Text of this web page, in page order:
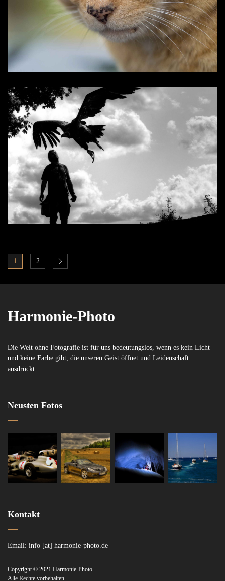
1 2
Harmonie-Photo
Die Welt ohne Fotografie ist für uns bedeutungslos, wenn es kein Licht
und keine Farbe gibt, die unseren Geist öffnet und Leidenschaft
ausdrückt.
Neusten Fotos
Kontakt
Email: info [at] harmonie-photo.de
Copyright © 2021 Harmonie-Photo.
Alle Rechte vorbehalten.